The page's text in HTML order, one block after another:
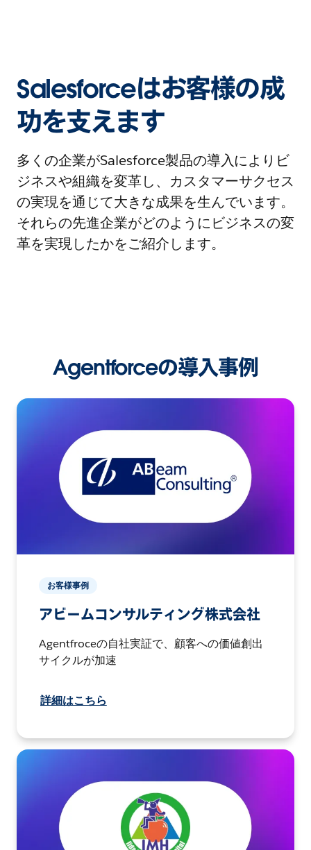
Salesforceはお客様の成
功を支えます
多くの企業がSalesforce製品の導入によりビ
ジネスや組織を変革し、カスタマーサクセス
の実現を通じて大きな成果を生んでいます。
それらの先進企業がどのようにビジネスの変
革を実現したかをご紹介します。
Agentforceの導入事例
お客様事例
アビームコンサルティング株式会社
Agentfroceの自社実証で、顧客への価値創出
サイクルが加速
詳細はこちら